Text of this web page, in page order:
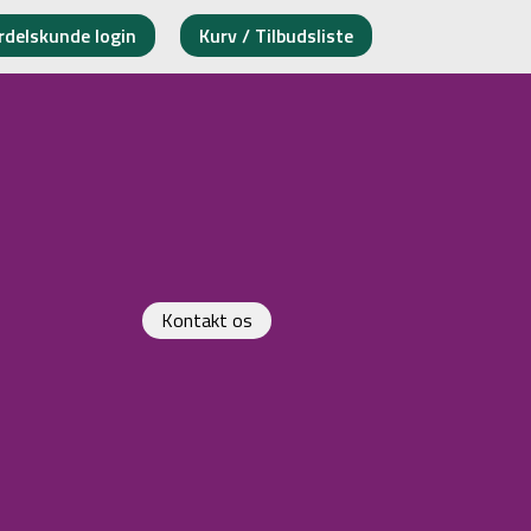
login Kurv / Tilbudsliste
Kontakt os